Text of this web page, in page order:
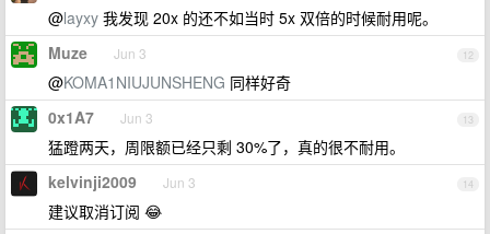
@layxy 我发现 20x 的还不如当时 5x 双倍的时候耐用呢。
12
Muze Jun 3
@KOMA1NIUJUNSHENG 同样好奇
13
0x1A7 Jun 3
猛蹬两天，周限额已经只剩 30%了，真的很不耐用。
14
kelvinji2009 Jun 3
建议取消订阅 😂